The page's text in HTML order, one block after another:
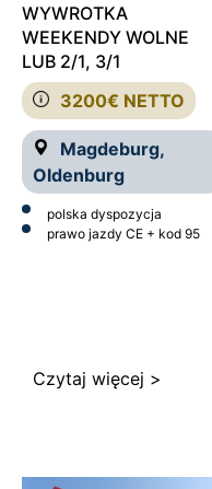
3200€ NETTO
Magdeburg,
Oldenburg
WYWROTKA
WEEKENDY WOLNE
LUB 2/1, 3/1
polska dyspozycja
prawo jazdy CE + kod 95
Czytaj więcej >